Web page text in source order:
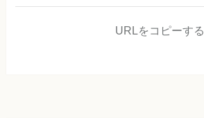
URLをコピーする